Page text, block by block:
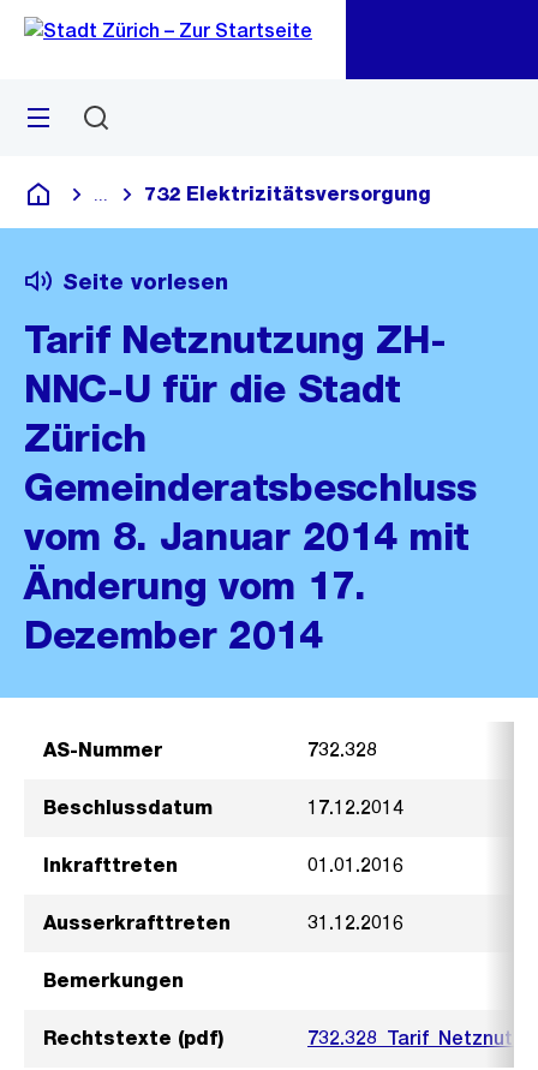
Navigation
Sprunglink
Menü
Deutsch
Blende alle Breadcrumbs ein
732 Elektrizitätsversorgung
Seite vorlesen
Tarif Netznutzung ZH-
NNC-U für die Stadt
Zürich
Gemeinderatsbeschluss
vom 8. Januar 2014 mit
Änderung vom 17.
Dezember 2014
AS-Nummer 732.328
Beschlussdatum 17.12.2014
Inkrafttreten 01.01.2016
Ausserkrafttreten 31.12.2016
Bemerkungen
Rechtstexte (pdf)